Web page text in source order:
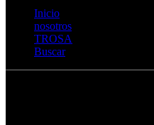
Inicio
nosotros
TROSA
Buscar